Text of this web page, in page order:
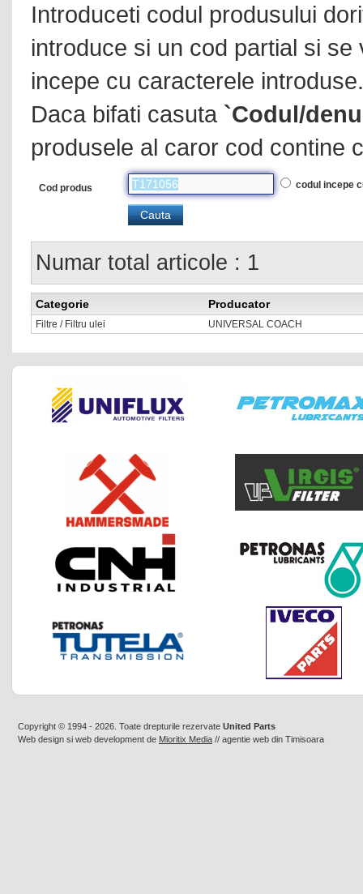
Introduceti codul produsului
introduce si un cod partial si
incepe cu caracterele introduse.
Daca bifati casuta `Codul/
produsele al caror cod contine
Cod produs codul incepe
Numar total articole : 1
Categorie Producator
Filtre / Filtru ulei UNIVERSAL COACH
Copyright © 1994 - 2026. Toate drepturile rezervate United Parts
Web design si web development de Mioritix Media // agentie web din Timisoara